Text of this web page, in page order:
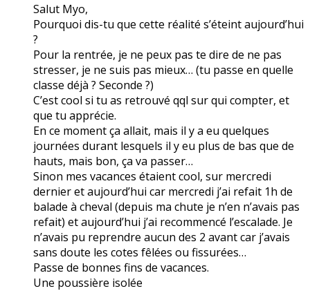
Salut Myo,
Pourquoi dis-tu que cette réalité s’éteint aujourd’hui
?
Pour la rentrée, je ne peux pas te dire de ne pas
stresser, je ne suis pas mieux… (tu passe en quelle
classe déjà ? Seconde ?)
C’est cool si tu as retrouvé qql sur qui compter, et
que tu apprécie.
En ce moment ça allait, mais il y a eu quelques
journées durant lesquels il y eu plus de bas que de
hauts, mais bon, ça va passer…
Sinon mes vacances étaient cool, sur mercredi
dernier et aujourd’hui car mercredi j’ai refait 1h de
balade à cheval (depuis ma chute je n’en n’avais pas
refait) et aujourd’hui j’ai recommencé l’escalade. Je
n’avais pu reprendre aucun des 2 avant car j’avais
sans doute les cotes fêlées ou fissurées…
Passe de bonnes fins de vacances.
Une poussière isolée